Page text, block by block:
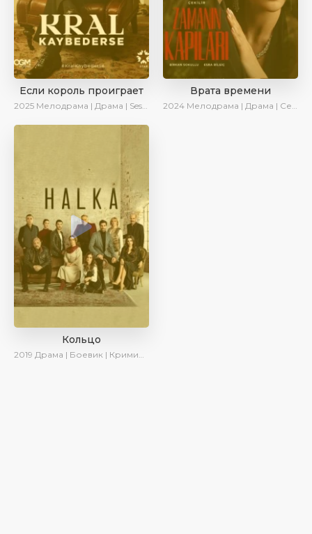
Если король проиграет
2025 Мелодрама | Драма | SesDizi | Ирина Котова | AlisaDirilis | Turok1990 | Новинки | Сериалы 2025
Врата времени
2024 Мелодрама | Драма | Сериалы 2024
Кольцо
2019 Драма | Боевик | Криминал